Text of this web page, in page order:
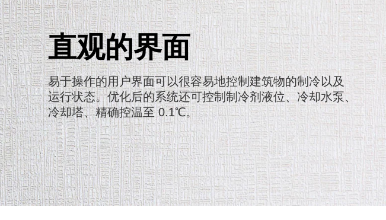
直观的界面
易于操作的用户界面可以很容易地控制建筑物的制冷以及
运行状态。优化后的系统还可控制制冷剂液位、冷却水泵、
冷却塔、精确控温至 0.1℃。